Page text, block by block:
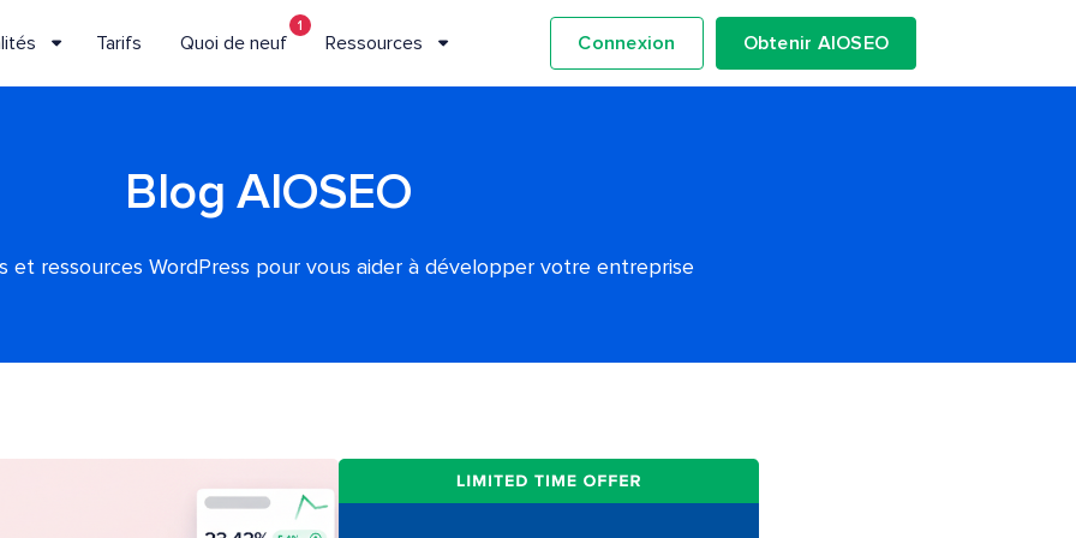
Tarifs Quoi de neuf
1
Ressources Connexion Obtenir AIOSEO
Blog AIOSEO
et ressources WordPress pour vous aider à développer votre entreprise